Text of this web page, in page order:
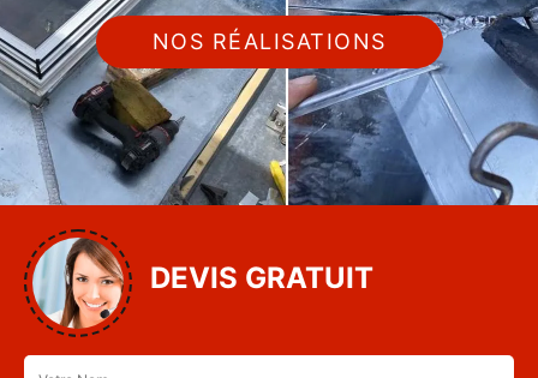
NOS RÉALISATIONS
DEVIS GRATUIT